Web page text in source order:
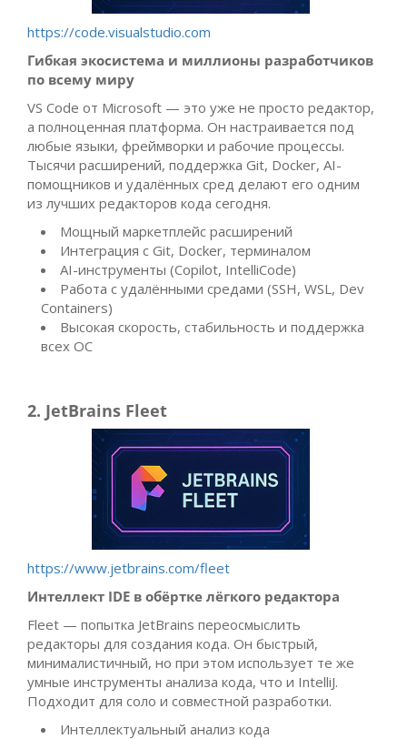
https://code.visualstudio.com
Гибкая экосистема и миллионы разработчиков
по всему миру
VS Code от Microsoft — это уже не просто редактор,
а полноценная платформа. Он настраивается под
любые языки, фреймворки и рабочие процессы.
Тысячи расширений, поддержка Git, Docker, AI-
помощников и удалённых сред делают его одним
из лучших редакторов кода сегодня.
Мощный маркетплейс расширений
Интеграция с Git, Docker, терминалом
AI-инструменты (Copilot, IntelliCode)
Работа с удалёнными средами (SSH, WSL, Dev
Containers)
Высокая скорость, стабильность и поддержка
всех ОС
2. JetBrains Fleet
https://www.jetbrains.com/fleet
Интеллект IDE в обёртке лёгкого редактора
Fleet — попытка JetBrains переосмыслить
редакторы для создания кода. Он быстрый,
минималистичный, но при этом использует те же
умные инструменты анализа кода, что и IntelliJ.
Подходит для соло и совместной разработки.
Интеллектуальный анализ кода